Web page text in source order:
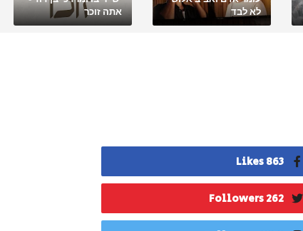
לא לבד
אתה זוכר
863 Likes
262 Followers